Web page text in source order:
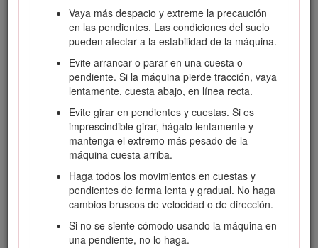
Vaya más despacio y extreme la precaución
en las pendientes. Las condiciones del suelo
pueden afectar a la estabilidad de la máquina.
Evite arrancar o parar en una cuesta o
pendiente. Si la máquina pierde tracción, vaya
lentamente, cuesta abajo, en línea recta.
Evite girar en pendientes y cuestas. Si es
imprescindible girar, hágalo lentamente y
mantenga el extremo más pesado de la
máquina cuesta arriba.
Haga todos los movimientos en cuestas y
pendientes de forma lenta y gradual. No haga
cambios bruscos de velocidad o de dirección.
Si no se siente cómodo usando la máquina en
una pendiente, no lo haga.
Peligro
Puede haber conducciones de servicios enterradas en
la zona de trabajo. Si se perforan, pueden causar
descargas eléctricas o explosiones.
Marque las áreas de la zona de trabajo que contienen
tendidos enterrados, y no excave en las zonas
marcadas. Póngase en contacto con su servicio de
marcado local o con su compañía de electricidad/agua,
etc., para que marquen la finca (por ejemplo, en
1100 para contactar con el servicio de marcado
nacional).